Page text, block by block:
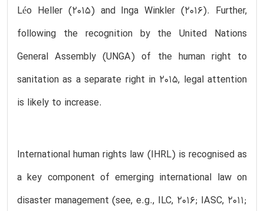
Léo Heller (2015) and Inga Winkler (2016). Further,
following the recognition by the United Nations
General Assembly (UNGA) of the human right to
sanitation as a separate right in 2015, legal attention
is likely to increase.
International human rights law (IHRL) is recognised as
a key component of emerging international law on
disaster management (see, e.g., ILC, 2016; IASC, 2011;